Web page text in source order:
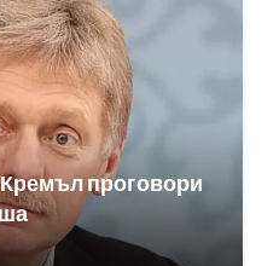
проговори